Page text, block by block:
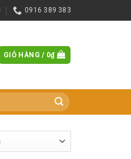
0916 389 383
GIỎ HÀNG / 0₫